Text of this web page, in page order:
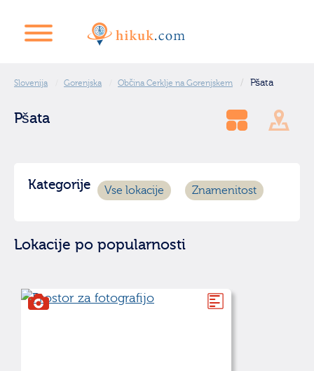
Slovenija Gorenjska Občina Cerklje na Gorenjskem Pšata
Pšata
Kategorije Vse lokacije Znamenitost
Lokacije po popularnosti